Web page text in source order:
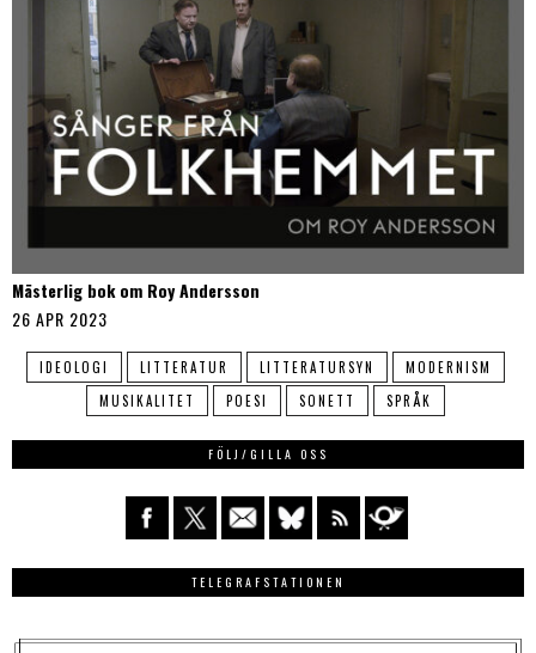
Mästerlig bok om Roy Andersson
26 APR 2023
IDEOLOGI LITTERATUR LITTERATURSYN
MODERNISM
MUSIKALITET
POESI SONETT SPRÅK
FÖLJ/GILLA OSS
TELEGRAFSTATIONEN